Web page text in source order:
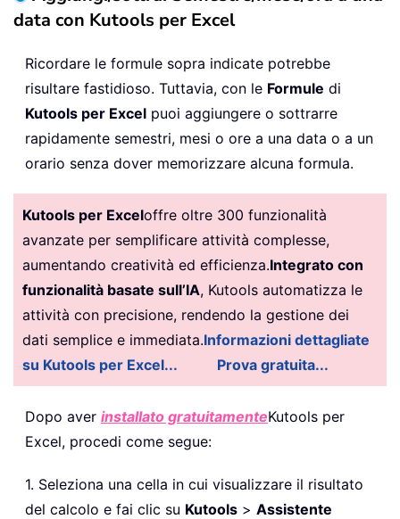
data con Kutools per Excel
Ricordare le formule sopra indicate potrebbe
risultare fastidioso. Tuttavia, con le Formule di
Kutools per Excel puoi aggiungere o sottrarre
rapidamente semestri, mesi o ore a una data o a un
orario senza dover memorizzare alcuna formula.
Kutools per Exceloffre oltre 300 funzionalità
avanzate per semplificare attività complesse,
aumentando creatività ed efficienza.Integrato con
funzionalità basate sull’IA, Kutools automatizza le
attività con precisione, rendendo la gestione dei
dati semplice e immediata.Informazioni dettagliate
su Kutools per Excel...
Prova gratuita...
Dopo aver installato gratuitamenteKutools per
Excel, procedi come segue:
1. Seleziona una cella in cui visualizzare il risultato
del calcolo e fai clic su Kutools > Assistente